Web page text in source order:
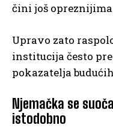
čini još
Upravo zato
institucija često
pokazatelja
Njemačka se
istodobno